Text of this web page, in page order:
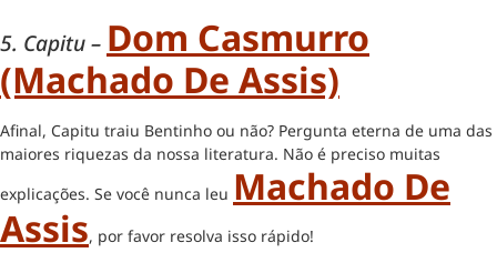
5. Capitu – Dom Casmurro
(Machado De Assis)
Afinal, Capitu traiu Bentinho ou não? Pergunta eterna de uma das
maiores riquezas da nossa literatura. Não é preciso muitas
explicações. Se você nunca leu Machado De
Assis, por favor resolva isso rápido!